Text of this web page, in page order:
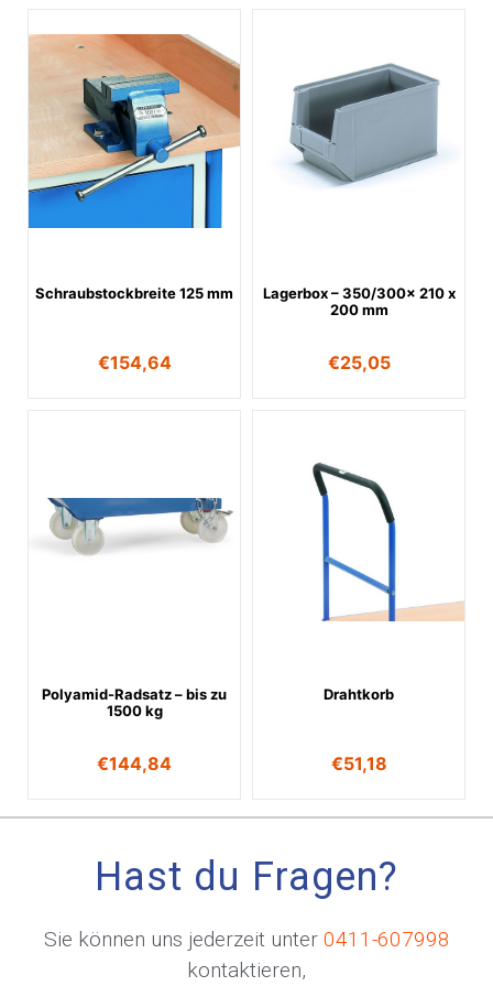
Schraubstockbreite 125 mm
€154,64
Lagerbox – 350/300x 210 x
200 mm
€25,05
Polyamid-Radsatz – bis zu
1500 kg
€144,84
Drahtkorb
€51,18
Hast du Fragen?
Sie können uns jederzeit unter 0411-607998
kontaktieren,